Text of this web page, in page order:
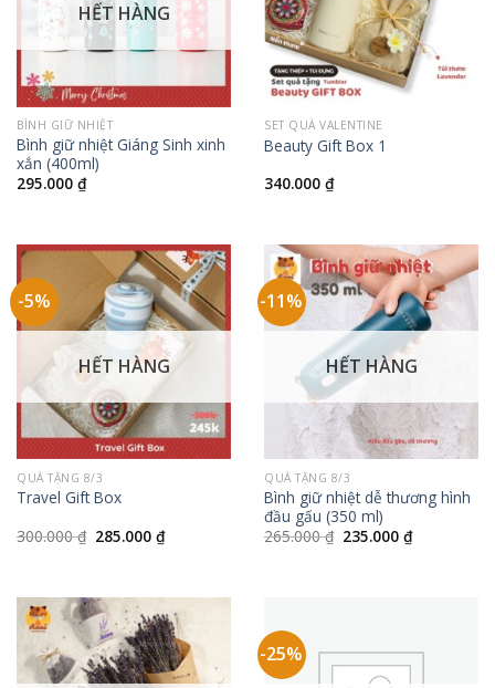
HẾT HÀNG
BÌNH GIỮ NHIỆT
Bình giữ nhiệt Giáng Sinh xinh
xắn (400ml)
295.000 ₫
SET QUÀ VALENTINE
Beauty Gift Box 1
340.000 ₫
-5%
HẾT HÀNG
QUÀ TẶNG 8/3
Travel Gift Box
300.000₫ Giá
gốc
285.000₫Giá
285.000 ₫.
-11%
HẾT HÀNG
QUÀ TẶNG 8/3
Bình giữ nhiệt dễ thương hình
đầu gấu (350 ml)
265.000₫ Giá
gốc
235.000₫Giá
-25%